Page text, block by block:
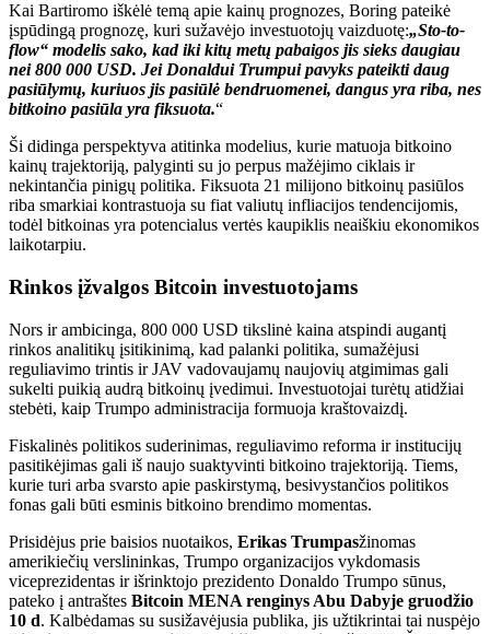
Kai Bartiromo iškėlė temą apie kainų prognozes, Boring pateikė
įspūdingą prognozę, kuri sužavėjo investuotojų vaizduotę:„Sto-to-
flow“ modelis sako, kad iki kitų metų pabaigos jis sieks daugiau
nei 800 000 USD. Jei Donaldui Trumpui pavyks pateikti daug
pasiūlymų, kuriuos jis pasiūlė bendruomenei, dangus yra riba, nes
bitkoino pasiūla yra fiksuota.“
Ši didinga perspektyva atitinka modelius, kurie matuoja bitkoino
kainų trajektoriją, palyginti su jo perpus mažėjimo ciklais ir
nekintančia pinigų politika. Fiksuota 21 milijono bitkoinų pasiūlos
riba smarkiai kontrastuoja su fiat valiutų infliacijos tendencijomis,
todėl bitkoinas yra potencialus vertės kaupiklis neaiškiu ekonomikos
laikotarpiu.
Rinkos įžvalgos Bitcoin investuotojams
Nors ir ambicinga, 800 000 USD tikslinė kaina atspindi augantį
rinkos analitikų įsitikinimą, kad palanki politika, sumažėjusi
reguliavimo trintis ir JAV vadovaujamų naujovių atgimimas gali
sukelti puikią audrą bitkoinų įvedimui. Investuotojai turėtų atidžiai
stebėti, kaip Trumpo administracija formuoja kraštovaizdį.
Fiskalinės politikos suderinimas, reguliavimo reforma ir institucijų
pasitikėjimas gali iš naujo suaktyvinti bitkoino trajektoriją. Tiems,
kurie turi arba svarsto apie paskirstymą, besivystančios politikos
fonas gali būti esminis bitkoino brendimo momentas.
Prisidėjus prie baisios nuotaikos, Erikas Trumpasžinomas
amerikiečių verslininkas, Trumpo organizacijos vykdomasis
viceprezidentas ir išrinktojo prezidento Donaldo Trumpo sūnus,
pateko į antraštes Bitcoin MENA renginys Abu Dabyje gruodžio
10 d. Kalbėdamas su susižavėjusia publika, jis užtikrintai tai nuspėjo